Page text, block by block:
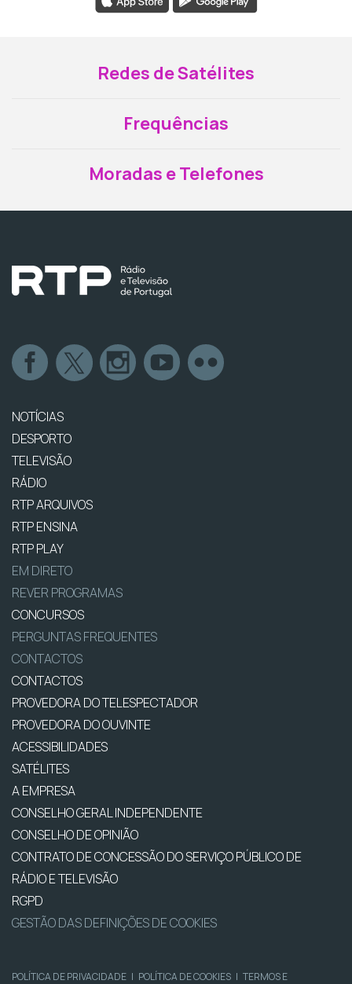
Redes de Satélites
Frequências
Moradas e Telefones
NOTÍCIAS
DESPORTO
TELEVISÃO
RÁDIO
RTP ARQUIVOS
RTP ENSINA
RTP PLAY
EM DIRETO
REVER PROGRAMAS
CONCURSOS
PERGUNTAS FREQUENTES
CONTACTOS
CONTACTOS
PROVEDORA DO TELESPECTADOR
PROVEDORA DO OUVINTE
ACESSIBILIDADES
SATÉLITES
A EMPRESA
CONSELHO GERAL INDEPENDENTE
CONSELHO DE OPINIÃO
CONTRATO DE CONCESSÃO DO SERVIÇO PÚBLICO DE
RÁDIO E TELEVISÃO
RGPD
GESTÃO DAS DEFINIÇÕES DE COOKIES
POLÍTICA DE PRIVACIDADE | POLÍTICA DE COOKIES | TERMOS E